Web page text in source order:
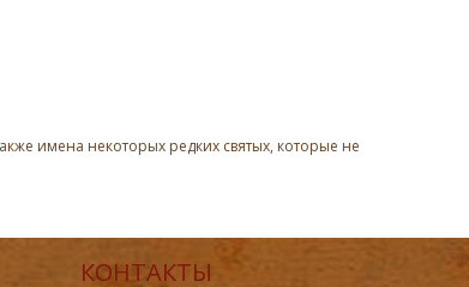
имена некоторых редких святых, которые не
КОНТАКТЫ